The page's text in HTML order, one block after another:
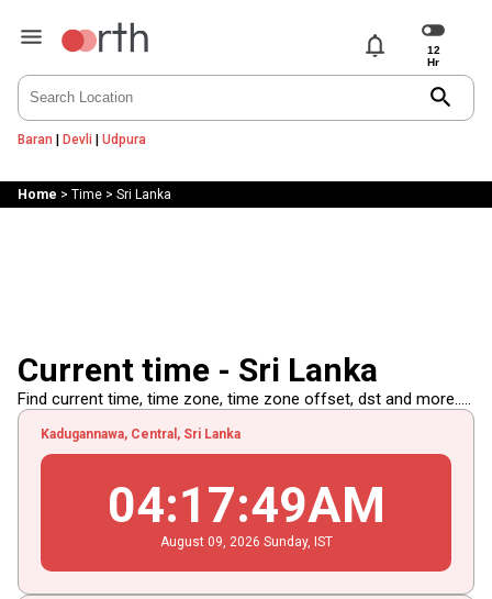
notifications
search
Baran | Devli | Udpura
Home > Time> Sri Lanka
Current time - Sri Lanka
Find current time, time zone, time zone offset, dst and more.....
Kadugannawa, Central, Sri Lanka
04:17:49AM
August 09 , 2026 Sunday, IST